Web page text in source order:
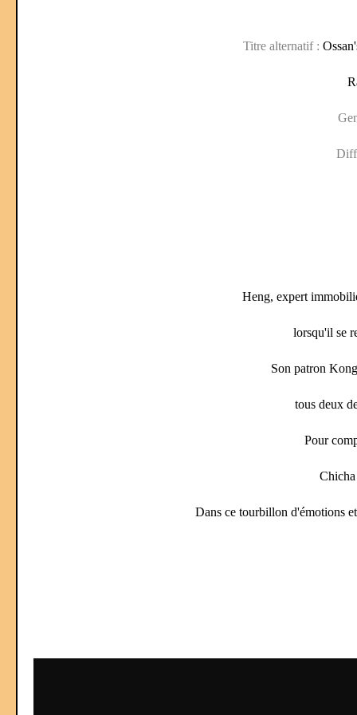
Titre alternatif :
Heng, expert
lorsqu'il se
Son patron
tous deux
Pour
Dans ce tourbillon d'émotions